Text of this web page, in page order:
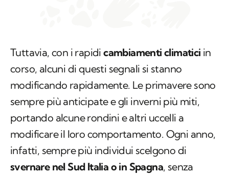
Tuttavia, con i rapidicambiamenti climatici in
corso, alcuni di questi segnali si stanno
modificando rapidamente. Le primavere sono
sempre più anticipate e gli inverni più miti,
portando alcune rondini e altri uccelli a
modificare il loro comportamento. Ogni anno,
infatti, sempre più individui scelgono di
svernare nel Sud Italia o in Spagna, senza